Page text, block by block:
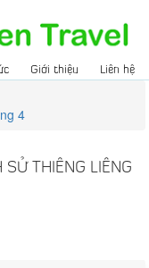
Giới thiệu Liên hệ
4
THIÊNG LIÊNG